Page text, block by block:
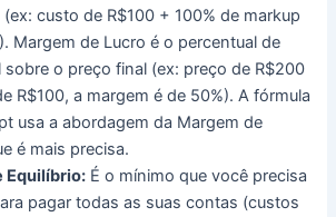
custo de R$100 + 100% de markup
Margem de Lucro é o percentual de
sobre o preço final (ex: preço de R$200
R$100, a margem é de 50%). A fórmula
usa a abordagem da Margem de
é mais precisa.
Equilíbrio: É o mínimo que você precisa
pagar todas as suas contas (custos